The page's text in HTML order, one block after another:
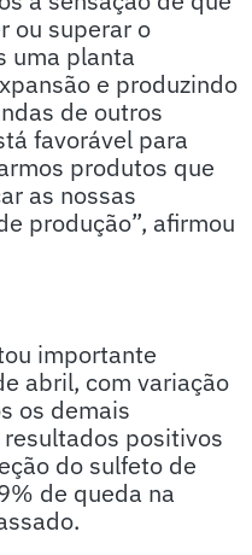
ou superar o
uma planta
e produzindo
de outros
favorável para
produtos que
as nossas
produção”, afirmou
importante
abril, com variação
os demais
positivos
do sulfeto de
de queda na